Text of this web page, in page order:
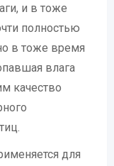
и в тоже
полностью
в тоже время
влага
качество
для